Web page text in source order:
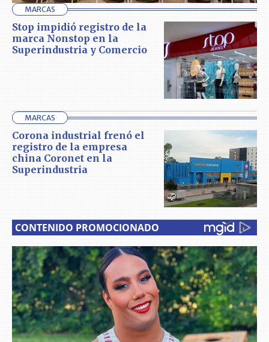
MARCAS
Stop impidió registro de la
marca Nonstop en la
Superindustria y Comercio
MARCAS
Corona industrial frenó el
registro de la empresa
china Coronet en la
Superindustria